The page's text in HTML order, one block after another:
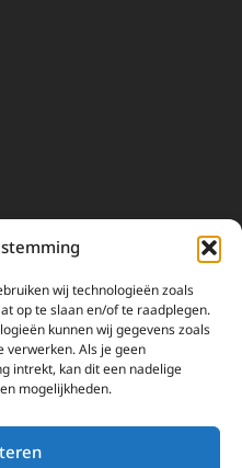
wij technologieën zoals
op te slaan en/of te raadplegen.
kunnen wij gegevens zoals
verwerken. Als je geen
intrekt, kan dit een nadelige
mogelijkheden.
door uw donaties.